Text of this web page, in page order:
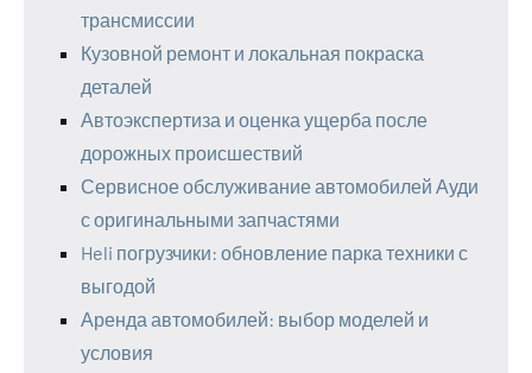
трансмиссии
Кузовной ремонт и локальная покраска
деталей
Автоэкспертиза и оценка ущерба после
дорожных происшествий
Сервисное обслуживание автомобилей Ауди
с оригинальными запчастями
Heli погрузчики: обновление парка техники с
выгодой
Аренда автомобилей: выбор моделей и
условия